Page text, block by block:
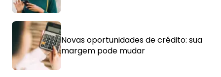
Novas oportunidades de crédito: sua
margem pode mudar